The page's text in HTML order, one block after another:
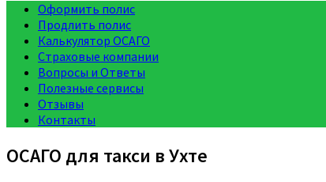
Оформить полис
Продлить полис
Калькулятор ОСАГО
Страховые компании
Вопросы и Ответы
Полезные сервисы
Отзывы
Контакты
ОСАГО для такси в Ухте